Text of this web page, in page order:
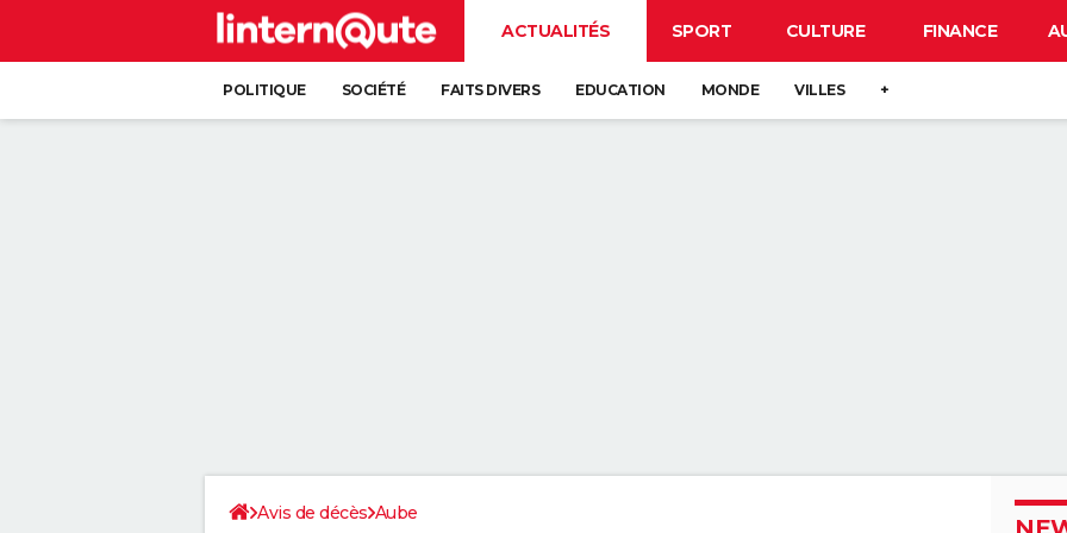
ACTUALITÉS SPORT CULTURE FINANCE
POLITIQUE SOCIÉTÉ FAITS DIVERS EDUCATION MONDE VILLES +
Avis de décès Aube